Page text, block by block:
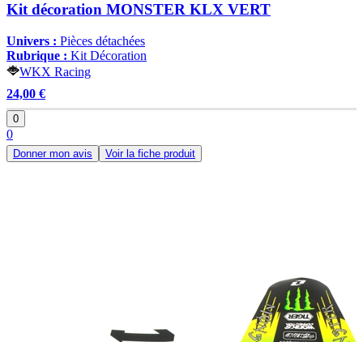
Kit décoration MONSTER KLX VERT
Univers : Pièces détachées
Rubrique : Kit Décoration
WKX Racing
24,00 €
0
0
Donner mon avis Voir la fiche produit